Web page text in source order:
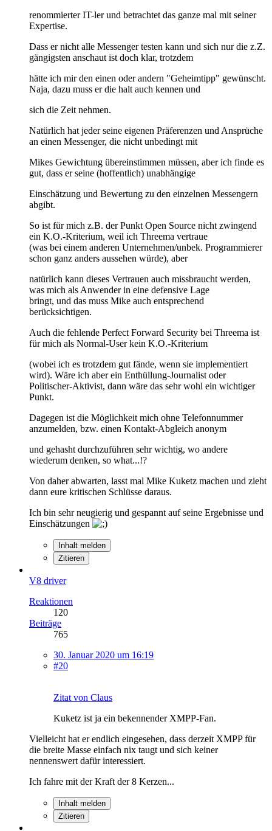
renommierter IT-ler und betrachtet das ganze mal mit seiner
Expertise.
Dass er nicht alle Messenger testen kann und sich nur die z.Z.
gängigsten anschaut ist doch klar, trotzdem
hätte ich mir den einen oder andern "Geheimtipp" gewünscht.
Naja, dazu muss er die halt auch kennen und
sich die Zeit nehmen.
Natürlich hat jeder seine eigenen Präferenzen und Ansprüche
an einen Messenger, die nicht unbedingt mit
Mikes Gewichtung übereinstimmen müssen, aber ich finde es
gut, dass er seine (hoffentlich) unabhängige
Einschätzung und Bewertung zu den einzelnen Messengern
abgibt.
So ist für mich z.B. der Punkt Open Source nicht zwingend
ein K.O.-Kriterium, weil ich Threema vertraue
(was bei einem anderen Unternehmen/unbek. Programmierer
schon ganz anders aussehen würde), aber
natürlich kann dieses Vertrauen auch missbraucht werden,
was mich als Anwender in eine defensive Lage
bringt, und das muss Mike auch entsprechend
berücksichtigen.
Auch die fehlende Perfect Forward Security bei Threema ist
für mich als Normal-User kein K.O.-Kriterium
(wobei ich es trotzdem gut fände, wenn sie implementiert
wird). Wäre ich aber ein Enthüllung-Journalist oder
Politischer-Aktivist, dann wäre das sehr wohl ein wichtiger
Punkt.
Dagegen ist die Möglichkeit mich ohne Telefonnummer
anzumelden, bzw. einen Kontakt-Abgleich anonym
und gehasht durchzuführen sehr wichtig, wo andere
wiederum denken, so what...!?
Von daher abwarten, lasst mal Mike Kuketz machen und zieht
dann eure kritischen Schlüsse daraus.
Ich bin sehr neugierig und gespannt auf seine Ergebnisse und
Einschätzungen
Inhalt melden
Zitieren
V8 driver
Reaktionen
120
Beiträge
765
30. Januar 2020 um 16:19
#20
Zitat von Claus
Kuketz ist ja ein bekennender XMPP-Fan.
Vielleicht hat er endlich eingesehen, dass derzeit XMPP für
die breite Masse einfach nix taugt und sich keiner
nennenswert dafür interessiert.
Ich fahre mit der Kraft der 8 Kerzen...
Inhalt melden
Zitieren